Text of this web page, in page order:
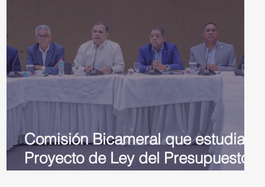
Comisión Bicameral que estudia
Proyecto de Ley del Presupuesto
se reúne con ministro de Hacienda